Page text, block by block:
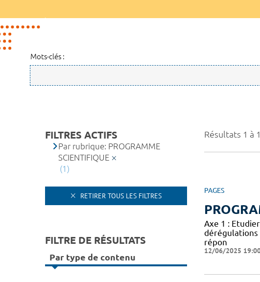
Mots-clés :
Résultats 1 à
PAGES
Axe 1 :
répon
12/06/2025
FILTRES ACTIFS
Par rubrique: PROGRAMME
SCIENTIFIQUE
(1)
RETIRER TOUS LES FILTRES
FILTRE DE RÉSULTATS
Par type de contenu